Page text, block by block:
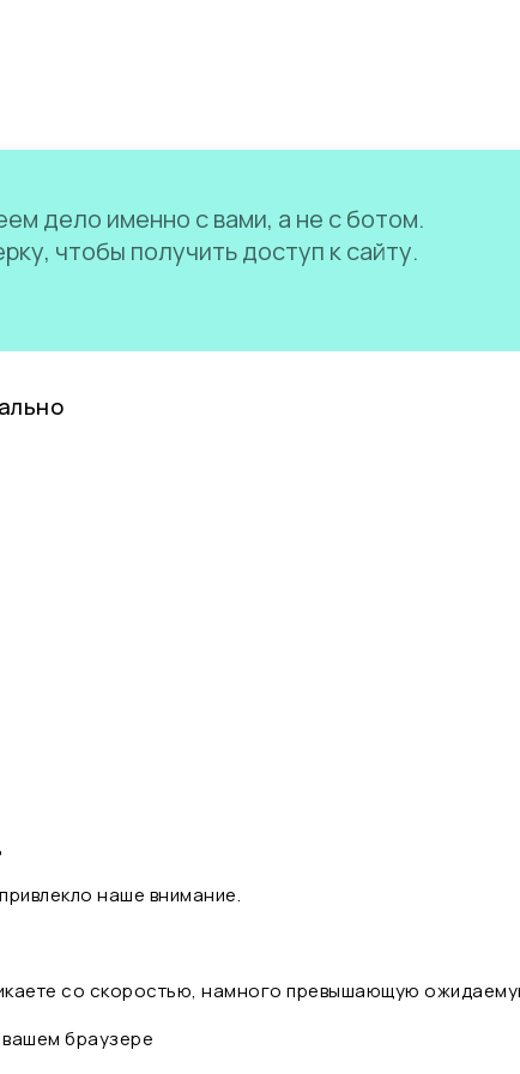
дело именно с вами, а не с ботом.
чтобы получить доступ к сайту.
наше внимание.
со скоростью, намного превышающую
браузере